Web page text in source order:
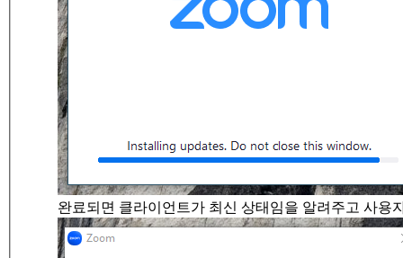
완료되면 클라이언트가 최신 상태임을 알려주고 사용